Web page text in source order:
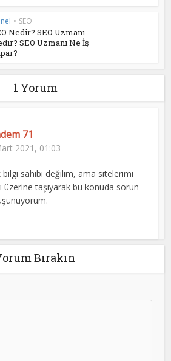
• SEO
Nedir? SEO Uzmanı
SEO Uzmanı Ne İş
1 Yorum
71
2021, 01:03
sahibi değilim, ama sitelerimi
üzerine taşıyarak bu konuda sorun
Bırakın